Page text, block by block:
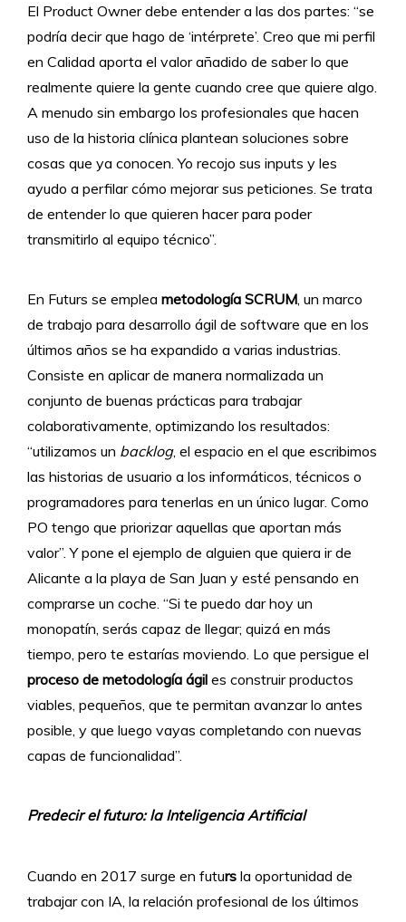
El Product Owner debe entender a las dos partes: “se
podría decir que hago de ‘intérprete’. Creo que mi perfil
en Calidad aporta el valor añadido de saber lo que
realmente quiere la gente cuando cree que quiere algo.
A menudo sin embargo los profesionales que hacen
uso de la historia clínica plantean soluciones sobre
cosas que ya conocen. Yo recojo sus inputs y les
ayudo a perfilar cómo mejorar sus peticiones. Se trata
de entender lo que quieren hacer para poder
transmitirlo al equipo técnico”.
En Futurs se emplea metodología SCRUM , un marco
de trabajo para desarrollo ágil de software que en los
últimos años se ha expandido a varias industrias.
Consiste en aplicar de manera normalizada un
conjunto de buenas prácticas para trabajar
colaborativamente, optimizando los resultados:
“utilizamos un backlog, el espacio en el que escribimos
las historias de usuario a los informáticos, técnicos o
programadores para tenerlas en un único lugar. Como
PO tengo que priorizar aquellas que aportan más
valor”. Y pone el ejemplo de alguien que quiera ir de
Alicante a la playa de San Juan y esté pensando en
comprarse un coche. “Si te puedo dar hoy un
monopatín, serás capaz de llegar; quizá en más
tiempo, pero te estarías moviendo. Lo que persigue el
proceso de metodología ágil es construir productos
viables, pequeños, que te permitan avanzar lo antes
posible, y que luego vayas completando con nuevas
capas de funcionalidad”.
Predecir el futuro: la Inteligencia Artificial
Cuando en 2017 surge en futurs la oportunidad de
trabajar con IA, la relación profesional de los últimos